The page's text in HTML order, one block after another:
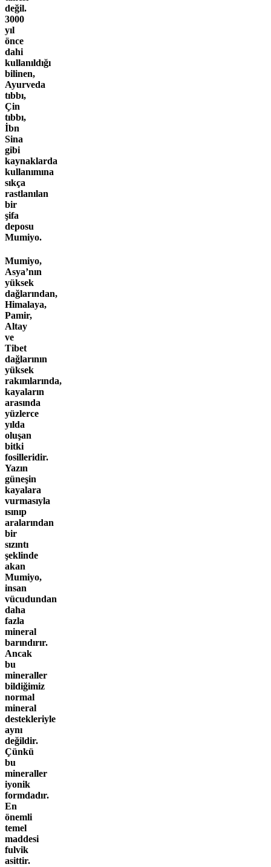
değil.
3000
yıl
önce
dahi
kullanıldığı
bilinen,
Ayurveda
tıbbı,
Çin
tıbbı,
İbn
Sina
gibi
kaynaklarda
kullanımına
sıkça
rastlanılan
bir
şifa
deposu
Mumiyo.
Mumiyo,
Asya’nın
yüksek
dağlarından,
Himalaya,
Pamir,
Altay
ve
Tibet
dağlarının
yüksek
rakımlarında,
kayaların
arasında
yüzlerce
yılda
oluşan
bitki
fosilleridir.
Yazın
güneşin
kayalara
vurmasıyla
ısınıp
aralarından
bir
sızıntı
şeklinde
akan
Mumiyo,
insan
vücudundan
daha
fazla
mineral
barındırır.
Ancak
bu
mineraller
bildiğimiz
normal
mineral
destekleriyle
aynı
değildir.
Çünkü
bu
mineraller
iyonik
formdadır.
En
önemli
temel
maddesi
fulvik
asittir.